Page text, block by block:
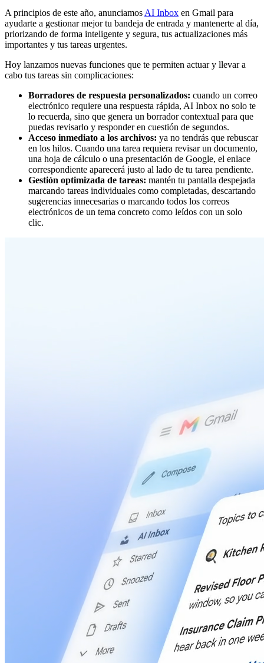
A principios de este año, anunciamos AI Inbox en Gmail para
ayudarte a gestionar mejor tu bandeja de entrada y mantenerte al día,
priorizando de forma inteligente y segura, tus actualizaciones más
importantes y tus tareas urgentes.
Hoy lanzamos nuevas funciones que te permiten actuar y llevar a
cabo tus tareas sin complicaciones:
Borradores de respuesta personalizados: cuando un correo
electrónico requiere una respuesta rápida, AI Inbox no solo te
lo recuerda, sino que genera un borrador contextual para que
puedas revisarlo y responder en cuestión de segundos.
Acceso inmediato a los archivos: ya no tendrás que rebuscar
en los hilos. Cuando una tarea requiera revisar un documento,
una hoja de cálculo o una presentación de Google, el enlace
correspondiente aparecerá justo al lado de tu tarea pendiente.
Gestión optimizada de tareas: mantén tu pantalla despejada
marcando tareas individuales como completadas, descartando
sugerencias innecesarias o marcando todos los correos
electrónicos de un tema concreto como leídos con un solo
clic.